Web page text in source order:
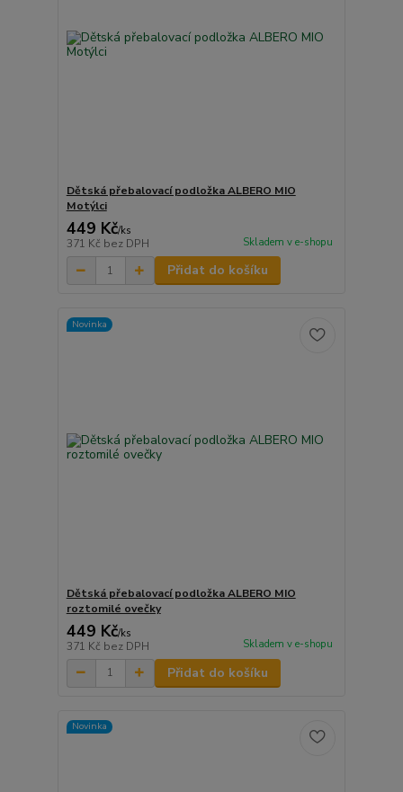
Dětská přebalovací podložka ALBERO MIO
Motýlci
449 Kč/ks
371 Kč bez DPH Skladem v e-shopu
Přidat do košíku
Novinka
Dětská přebalovací podložka ALBERO MIO
roztomilé ovečky
449 Kč/ks
371 Kč bez DPH Skladem v e-shopu
Přidat do košíku
Novinka